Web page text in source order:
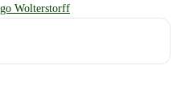
Wolterstorff